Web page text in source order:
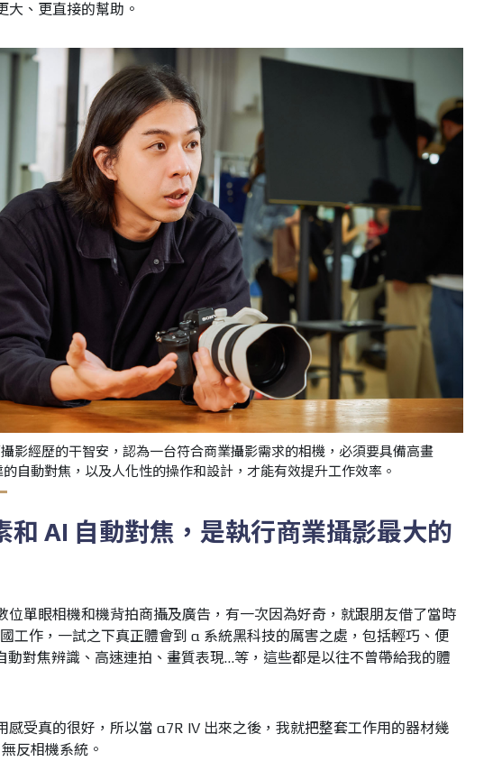
大、更直接的幫助。
影經歷的干智安，認為一台符合商業攝影需求的相機，必須要具備高畫
自動對焦，以及人化性的操作和設計，才能有效提升工作效率。
和 AI 自動對焦，是執行商業攝影最大的
位單眼相機和機背拍商攝及廣告，有一次因為好奇，就跟朋友借了當時
工作，一試之下真正體會到 α 系統黑科技的厲害之處，包括輕巧、便
動對焦辨識、高速連拍、畫質表現…等，這些都是以往不曾帶給我的體
感受真的很好，所以當 α7R IV 出來之後，我就把整套工作用的器材幾
反相機系統。